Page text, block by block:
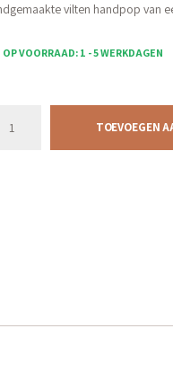
vilten handpop van
OP VOORRAAD: 1 - 5 WERKDAGEN
TOEVOEGEN